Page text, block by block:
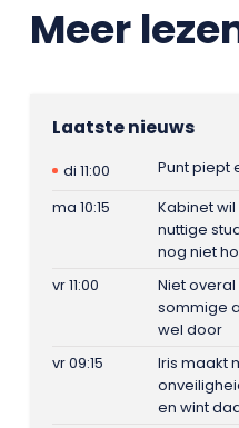
Meer
Laatste nieuws
di 11:00
Punt piept
ma 10:15
Kabinet
nuttige
nog niet
vr 11:00
Niet
sommige
wel door
vr 09:15
Iris maakt
en wint